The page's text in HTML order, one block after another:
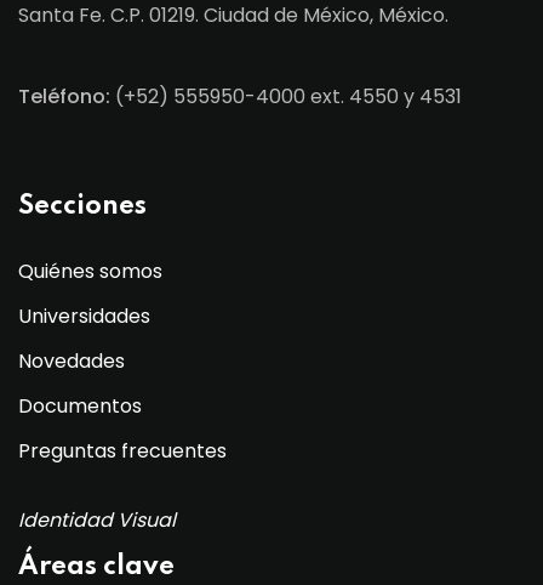
Santa Fe. C.P. 01219. Ciudad de México, México.
Teléfono: (+52) 555950-4000 ext. 4550 y 4531
Secciones
Quiénes somos
Universidades
Novedades
Documentos
Preguntas frecuentes
Identidad Visual
Áreas clave